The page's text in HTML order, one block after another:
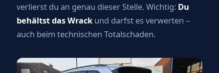
verlierst du an genau dieser Stelle. Wichtig: Du
behältst das Wrack und darfst es verwerten –
auch beim technischen Totalschaden.